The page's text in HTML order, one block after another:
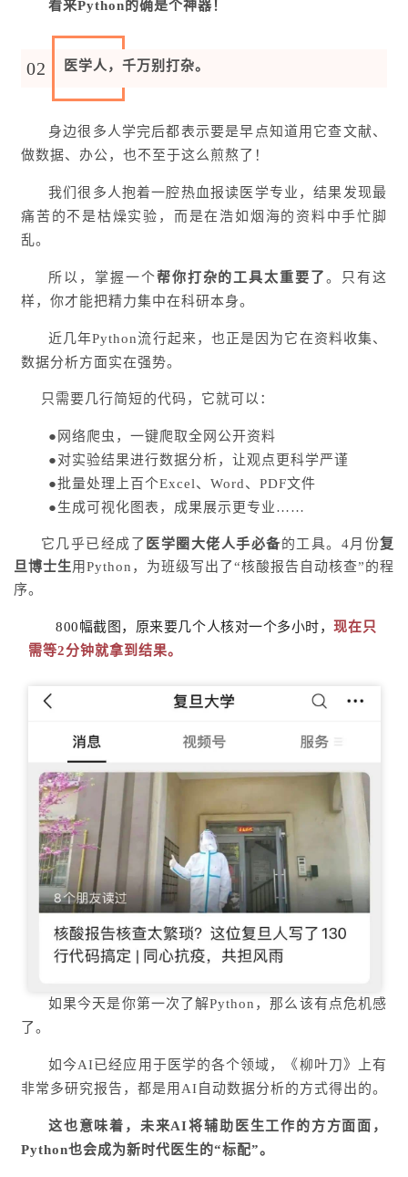
看来Python的确是个神器！
02 医学人，千万别打杂。
身边很多人学完后都表示要是早点知道用它查文献、
做数据、办公，也不至于这么煎熬了！
我们很多人抱着一腔热血报读医学专业，结果发现最
痛苦的不是枯燥实验，而是在浩如烟海的资料中手忙脚
乱。
所以，掌握一个帮你打杂的工具太重要了。只有这
样，你才能把精力集中在科研本身。
近几年Python流行起来，也正是因为它在资料收集、
数据分析方面实在强势。
只需要几行简短的代码，它就可以：
●网络爬虫，一键爬取全网公开资料
●对实验结果进行数据分析，让观点更科学严谨
●批量处理上百个Excel、Word、PDF文件
●生成可视化图表，成果展示更专业……
它几乎已经成了 医学圈大佬人手必备的工具。 4月份复
旦博士生用Python，为班级写出了“核酸报告自动核查”的程
序。
800幅截图，原来要几个人核对一个多小时，现在只
需等2分钟就拿到结果。
如果今天是你第一次了解Python，那么该有点危机感
了。
如今AI已经应用于医学的各个领域，《柳叶刀》上有
非常多研究报告，都是用AI自动数据分析的方式得出的。
这也意味着，未来AI将辅助医生工作的方方面面，
Python也会成为新时代医生的“标配”。